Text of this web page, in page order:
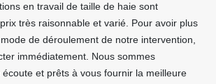
en travail de taille de haie sont
très raisonnable et varié. Pour avoir plus
de déroulement de notre intervention,
immédiatement. Nous sommes
et prêts à vous fournir la meilleure